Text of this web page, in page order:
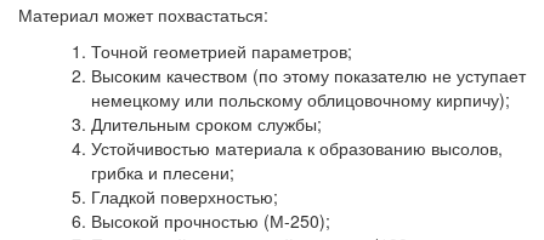
Материал может похвастаться:
Точной геометрией параметров;
Высоким качеством (по этому показателю не уступает
немецкому или польскому облицовочному кирпичу);
Длительным сроком службы;
Устойчивостью материала к образованию высолов,
грибка и плесени;
Гладкой поверхностью;
Высокой прочностью (М-250);